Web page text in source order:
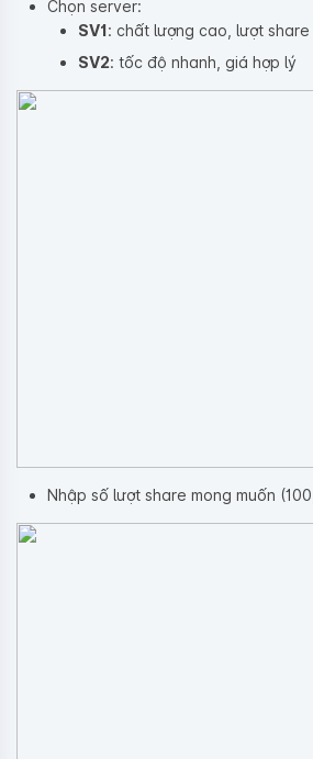
Chọn server:
SV1: chất lượng cao, lượt share
SV2: tốc độ nhanh, giá hợp lý
Nhập số lượt share mong muốn